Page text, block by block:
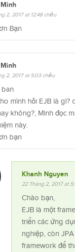
2, 2017 at 12:48 chiều
Bạn
2, 2017 at 5:03 chiều
mình hỏi EJB là gì?
không?, Mình đọc
này.
bạn
Khanh Nguyen
22 Tháng 2, 2017 at
Chào bạn,
EJB là một
triển các ứng
nghiệp, còn
framework để